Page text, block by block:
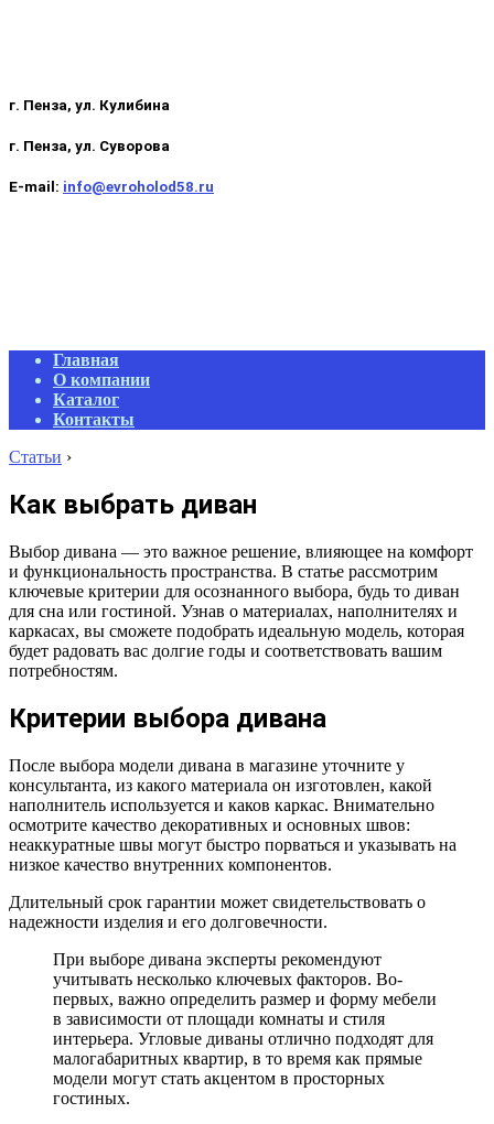
г. Пенза, ул. Кулибина
г. Пенза, ул. Суворова
E-mail: info@evroholod58.ru
Primary
Navigation
Menu
Главная
О компании
Каталог
Контакты
Статьи ›
Как выбрать диван
Выбор дивана — это важное решение, влияющее на комфорт
и функциональность пространства. В статье рассмотрим
ключевые критерии для осознанного выбора, будь то диван
для сна или гостиной. Узнав о материалах, наполнителях и
каркасах, вы сможете подобрать идеальную модель, которая
будет радовать вас долгие годы и соответствовать вашим
потребностям.
Критерии выбора дивана
После выбора модели дивана в магазине уточните у
консультанта, из какого материала он изготовлен, какой
наполнитель используется и каков каркас. Внимательно
осмотрите качество декоративных и основных швов:
неаккуратные швы могут быстро порваться и указывать на
низкое качество внутренних компонентов.
Длительный срок гарантии может свидетельствовать о
надежности изделия и его долговечности.
При выборе дивана эксперты рекомендуют
учитывать несколько ключевых факторов. Во-
первых, важно определить размер и форму мебели
в зависимости от площади комнаты и стиля
интерьера. Угловые диваны отлично подходят для
малогабаритных квартир, в то время как прямые
модели могут стать акцентом в просторных
гостиных.